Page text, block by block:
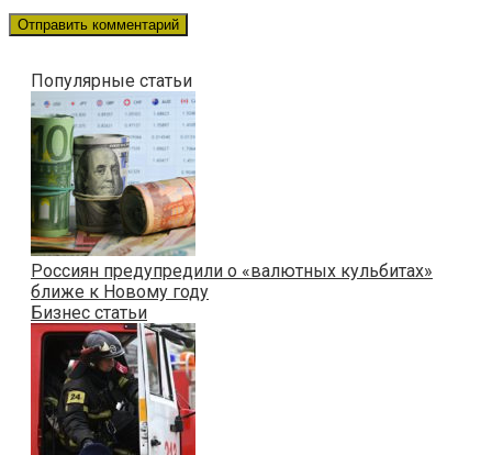
Популярные статьи
Россиян предупредили о «валютных кульбитах»
ближе к Новому году
Бизнес статьи